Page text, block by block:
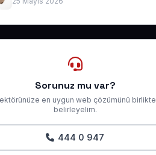
Sorunuz mu var?
en uygun web çözümünü birlikte
belirleyelim.
444 0 947